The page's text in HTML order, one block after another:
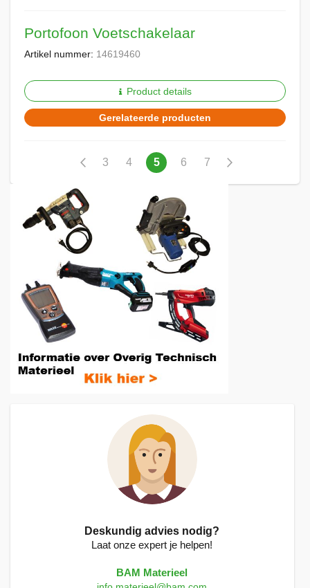
Portofoon Voetschakelaar
Artikel nummer: 14619460
Product details
Gerelateerde producten
Pagina
Pagina
VorigePagina
3 Pagina
4
U
momenteel
pagina
5 Pagina
6 Pagina
7
Deskundig advies nodig?
Laat onze expert je helpen!
BAM Materieel